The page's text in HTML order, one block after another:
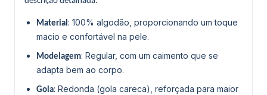
Material : 100% algodão, proporcionando um toque
macio e confortável na pele.
Modelagem: Regular, com um caimento que se
adapta bem ao corpo.
Gola: Redonda (gola careca), reforçada para maior